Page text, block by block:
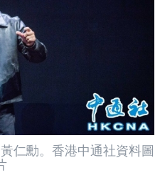
仁勳。香港中通社資料圖